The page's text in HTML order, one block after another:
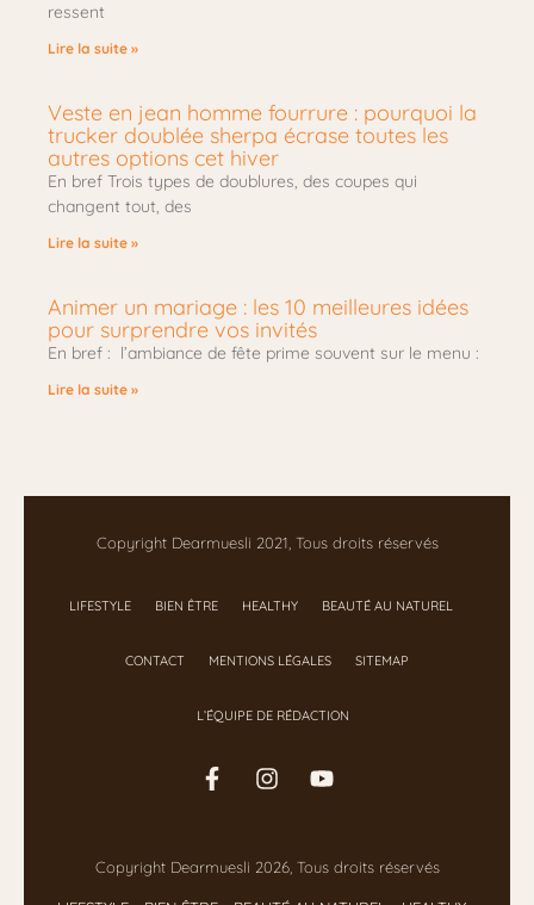
ressent
Lire la suite »
Veste en jean homme fourrure : pourquoi la
trucker doublée sherpa écrase toutes les
autres options cet hiver
En bref Trois types de doublures, des coupes qui
changent tout, des
Lire la suite »
Animer un mariage : les 10 meilleures idées
pour surprendre vos invités
En bref : l’ambiance de fête prime souvent sur le menu :
Lire la suite »
Copyright Dearmuesli 2021, Tous droits réservés
LIFESTYLE BIEN ÊTRE HEALTHY BEAUTÉ AU NATUREL
CONTACT MENTIONS LÉGALES SITEMAP
L’ÉQUIPE DE RÉDACTION
Copyright Dearmuesli 2026, Tous droits réservés